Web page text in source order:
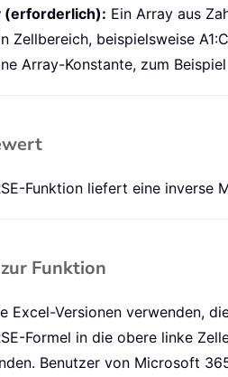
(erforderlich): Ein Array aus
Zellbereich, beispielsweise
Array-Konstante, zum Beispiel
Funktion liefert eine inverse
Funktion
Excel-Versionen verwenden,
Formel in die obere linke
Benutzer von Microsoft